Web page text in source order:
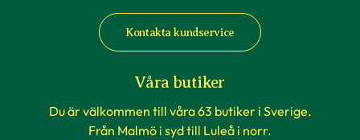
Kontakta kundservice
Våra butiker
Du är välkommen till våra 63 butiker i Sverige.
Från Malmö i syd till Luleå i norr.